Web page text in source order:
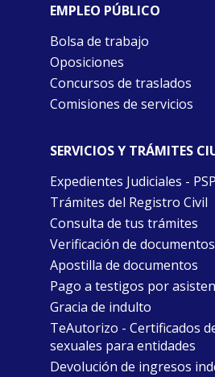
EMPLEO PÚBLICO
Bolsa de trabajo
Oposiciones
Concursos de traslados
Comisiones de servicios
SERVICIOS Y TRÁMITES
Expedientes Judiciales -
Trámites del Registro Civil
Consulta de tus trámites
Verificación de documentos
Apostilla de documentos
Pago a testigos por
Gracia de indulto
TeAutorizo - Certificados
sexuales para entidades
Devolución de ingresos